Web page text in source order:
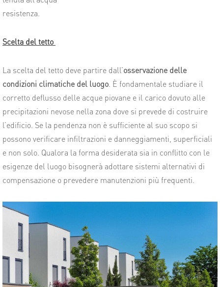
resistenza.
Scelta del tetto
La scelta del tetto deve partire dall’osservazione delle
condizioni climatiche del luogo . È fondamentale studiare il
corretto deflusso delle acque piovane e il carico dovuto alle
precipitazioni nevose nella zona dove si prevede di costruire
l’edificio. Se la pendenza non è sufficiente al suo scopo si
possono verificare infiltrazioni e danneggiamenti, superficiali
e non solo. Qualora la forma desiderata sia in conflitto con le
esigenze del luogo bisognerà adottare sistemi alternativi di
compensazione o prevedere manutenzioni più frequenti.